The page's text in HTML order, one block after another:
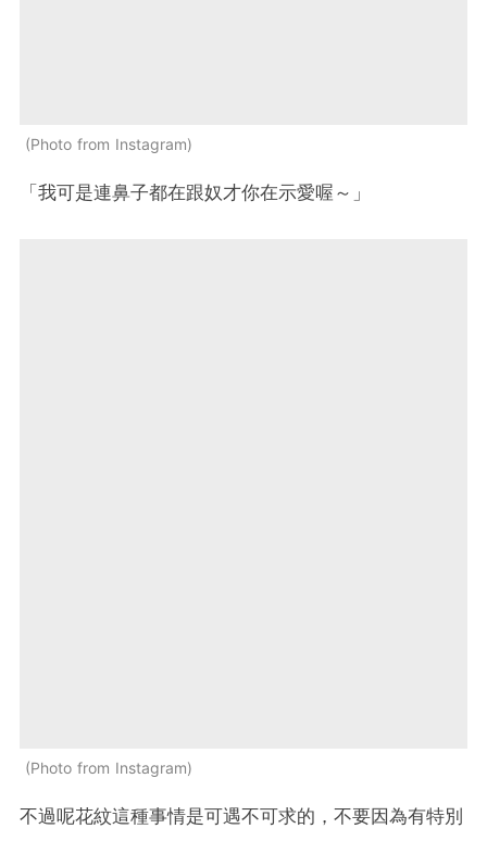
Photo from Instagram
「我可是連鼻子都在跟奴才你在示愛喔～」
Photo from Instagram
不過呢花紋這種事情是可遇不可求的，不要因為有特別